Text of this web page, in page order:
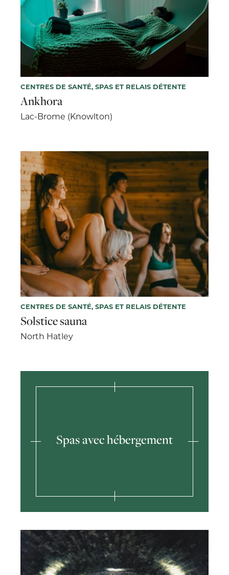
CENTRES DE SANTÉ, SPAS ET RELAIS DÉTENTE
Ankhora
Lac-Brome (Knowlton)
CENTRES DE SANTÉ, SPAS ET RELAIS DÉTENTE
Solstice sauna
North Hatley
Spas avec hébergement